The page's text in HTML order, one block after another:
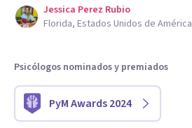
Jessica Perez Rubio
Florida, Estados Unidos de América
Psicólogos nominados y premiados
PyM Awards 2024